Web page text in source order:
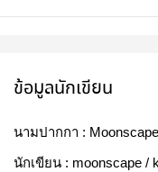
ข้อมูลนักเขียน
นามปากกา : Moonscape
นักเขียน : moonscape /